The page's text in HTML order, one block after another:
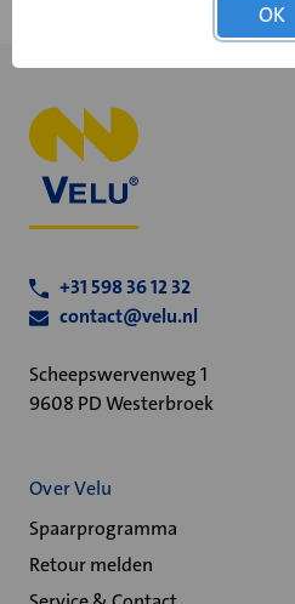
+31 598 36 12 32
contact@velu.nl
Scheepswervenweg 1
9608 PD Westerbroek
Over Velu
Spaarprogramma
Retour melden
OK